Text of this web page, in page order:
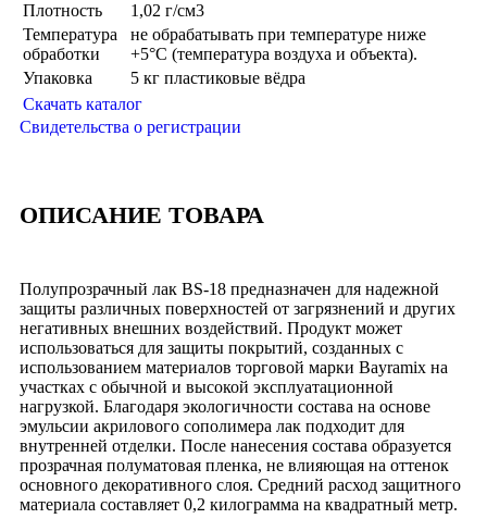
Плотность
1,02 г/см3
Температура
обработки
не обрабатывать при температуре ниже
+5°С (температура воздуха и объекта).
Упаковка
5 кг пластиковые вёдра
Скачать каталог
Свидетельства о регистрации
ОПИСАНИЕ ТОВАРА
Полупрозрачный лак BS-18 предназначен для надежной
защиты различных поверхностей от загрязнений и других
негативных внешних воздействий. Продукт может
использоваться для защиты покрытий, созданных с
использованием материалов торговой марки Bayramix на
участках с обычной и высокой эксплуатационной
нагрузкой. Благодаря экологичности состава на основе
эмульсии акрилового сополимера лак подходит для
внутренней отделки. После нанесения состава образуется
прозрачная полуматовая пленка, не влияющая на оттенок
основного декоративного слоя. Средний расход защитного
материала составляет 0,2 килограмма на квадратный метр.